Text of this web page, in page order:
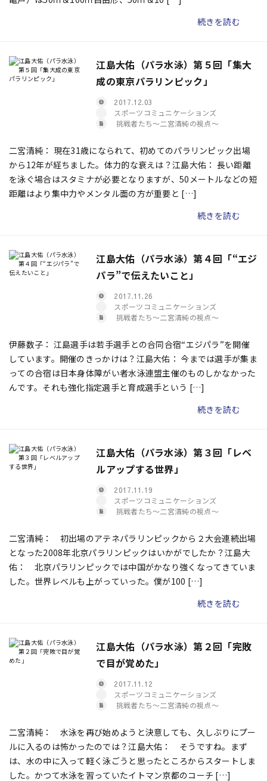
続きを読む
江島大佑（パラ水泳）第５回「集大
成の東京パラリンピック」
2017.12.03
スポーツコミュニケーションズ
挑戦者たち〜二宮清純の視点〜
二宮清純： 現在31歳になられて、初めてのパラリンピック出場
から12年が経ちました。体力的な衰えは？江島大佑： 長い距離
を泳ぐ場合はスタミナが必要となりますが、50メートルなどの短
距離はより集中力やメンタル面の方が重要と […]
続きを読む
江島大佑（パラ水泳）第４回「“エジ
パラ”で伝えたいこと」
2017.11.26
スポーツコミュニケーションズ
挑戦者たち〜二宮清純の視点〜
伊藤数子： 江島選手は若手選手との合同合宿“エジパラ”を開催
しています。開催のきっかけは？江島大佑： 今までは選手が集ま
っての合宿は日本身体障がい者水泳連盟主催のものしかなかった
んです。それも強化指定選手と育成選手という […]
続きを読む
江島大佑（パラ水泳）第３回「レベ
ルアップする世界」
2017.11.19
スポーツコミュニケーションズ
挑戦者たち〜二宮清純の視点〜
二宮清純： 初出場のアテネパラリンピックから２大会連続出場
となった2008年北京パラリンピックはいかがでしたか？江島大
佑： 北京パラリンピックでは中国がかなり強くなってきていま
した。世界レベルも上がっていった。僕が100 […]
続きを読む
江島大佑（パラ水泳）第２回「完敗
で目が覚めた」
2017.11.12
スポーツコミュニケーションズ
挑戦者たち〜二宮清純の視点〜
二宮清純： 水泳を再び始めようと決意しても、久しぶりにプー
ルに入るのは怖かったのでは？江島大佑： そうですね。まず
は、水の中に入って軽く泳ごうと思ったところからスタートしま
した。かつて水泳を習っていたイトマン京都のコーチ […]